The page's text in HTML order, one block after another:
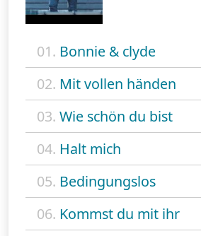
01. Bonnie & clyde
02. Mit vollen händen
03. Wie schön du bist
04. Halt mich
05. Bedingungslos
06. Kommst du mit ihr